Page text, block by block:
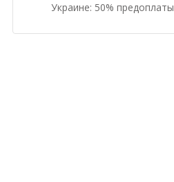
Украине: 50% предоплаты